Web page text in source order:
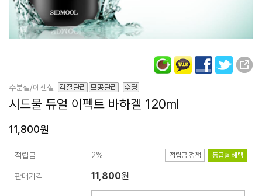
수분젤/에센셜
시드물 듀얼 이펙트 바하겔 120ml
11,800원
적립금 2% 적립금 정책 등급별 혜택
판매가격 11,800원